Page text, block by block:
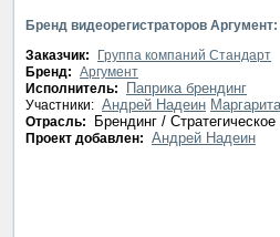
Бренд видеорегистраторов
Заказчик:
Группа компаний Стандарт
Бренд: Аргумент
Исполнитель:
Паприка брендинг
Участники: Андрей Надеин
Отрасль: Брендинг /
Проект добавлен: Андрей Надеин